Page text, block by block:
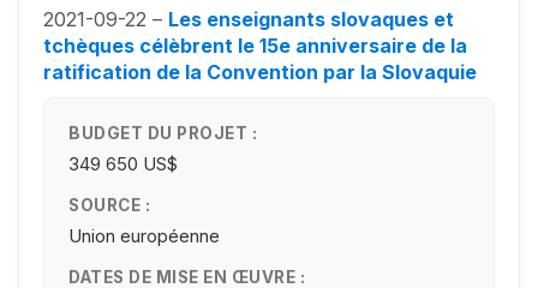
2021-09-22 – Les enseignants slovaques et
tchèques célèbrent le 15e anniversaire de la
ratification de la Convention par la Slovaquie
BUDGET DU PROJET :
349 650 US$
SOURCE :
Union européenne
DATES DE MISE EN ŒUVRE :